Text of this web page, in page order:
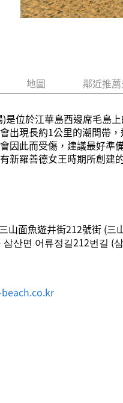
地圖 鄰近推
是位於江華島西邊席毛島
出現長約1公里的潮間帶
因此而受傷，建議最好準
新羅善德女王時期所創建
山面魚遊井街212號街 (三
산면 어류정길212번길 (